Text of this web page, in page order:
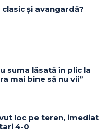
și avangardă?
suma lăsată în plic la
mai bine să nu vii”
loc pe teren, imediat
4-0